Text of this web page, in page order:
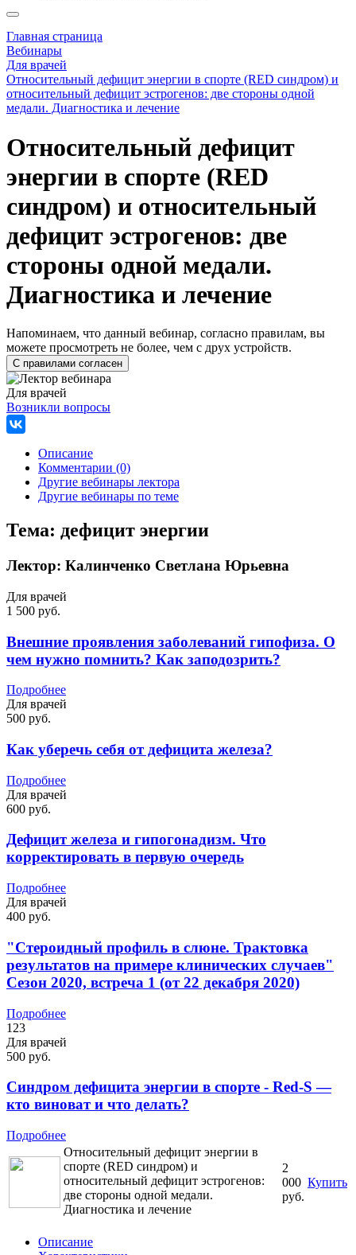
Главная страница
Вебинары
Для врачей
Относительный дефицит энергии в спорте (RED синдром) и
относительный дефицит эстрогенов: две стороны одной
медали. Диагностика и лечение
Относительный дефицит
энергии в спорте (RED
синдром) и относительный
дефицит эстрогенов: две
стороны одной медали.
Диагностика и лечение
Напоминаем, что данный вебинар, согласно правилам, вы
можете просмотреть не более, чем с друх устройств.
Для врачей
Возникли вопросы
Описание
Комментарии (0)
Другие вебинары лектора
Другие вебинары по теме
Тема: дефицит энергии
Лектор: Калинченко Светлана Юрьевна
Для врачей
1 500 руб.
Внешние проявления заболеваний гипофиза. О
чем нужно помнить? Как заподозрить?
Подробнее
Для врачей
500 руб.
Как уберечь себя от дефицита железа?
Подробнее
Для врачей
600 руб.
Дефицит железа и гипогонадизм. Что
корректировать в первую очередь
Подробнее
Для врачей
400 руб.
"Стероидный профиль в слюне. Трактовка
результатов на примере клинических случаев"
Сезон 2020, встреча 1 (от 22 декабря 2020)
Подробнее
123
Для врачей
500 руб.
Синдром дефицита энергии в спорте - Red-S —
кто виноват и что делать?
Подробнее
Относительный дефицит энергии в
спорте (RED синдром) и
относительный дефицит эстрогенов:
две стороны одной медали.
Диагностика и лечение
2
000
руб.
Купить
Описание